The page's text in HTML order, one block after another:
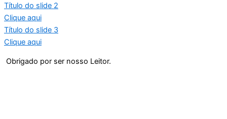
Título do slide 2
Clique aqui
Título do slide 3
Clique aqui
Obrigado por ser nosso Leitor.